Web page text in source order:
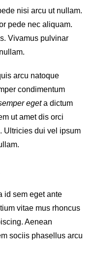
nisi arcu ut nullam.
pede nec aliquam.
Vivamus pulvinar
arcu natoque
condimentum
egeta dictum
ut amet dis orci
Ultricies dui vel ipsum
id sem eget ante
vitae mus rhoncus
Aenean
sociis phasellus arcu